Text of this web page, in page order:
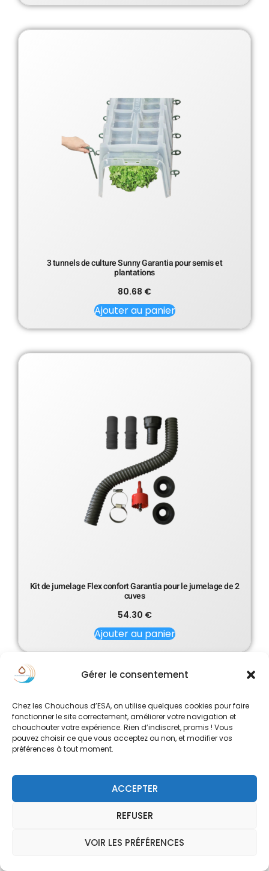
Gérer le consentement
Chez les Chouchous d’ESA, on utilise quelques cookies pour faire
fonctionner le site correctement, améliorer votre navigation et
chouchouter votre expérience. Rien d’indiscret, promis ! Vous
pouvez choisir ce que vous acceptez ou non, et modifier vos
préférences à tout moment.
ACCEPTER
REFUSER
VOIR LES PRÉFÉRENCES
3 tunnels de culture Sunny Garantia pour semis et
plantations
80.68 €
Ajouter au panier
Kit de jumelage Flex confort Garantia pour le jumelage de 2
cuves
54.30 €
Ajouter au panier